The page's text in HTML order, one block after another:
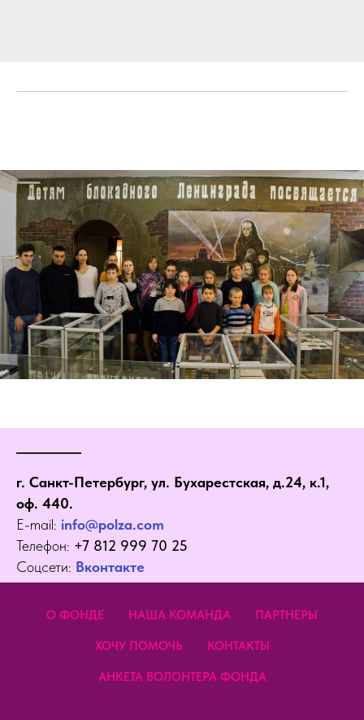
г. Санкт-Петербург, ул. Бухарестская, д.24, к.1,
оф. 440.
E-mail: info@polza.com
Телефон: +7 812 999 70 25
Соцсети: Вконтакте
О ФОНДЕ НАША КОМАНДА ПАРТНЕРЫ
ХОЧУ ПОМОЧЬ КОНТАКТЫ
АНКЕТА ВОЛОНТЕРА ФОНДА